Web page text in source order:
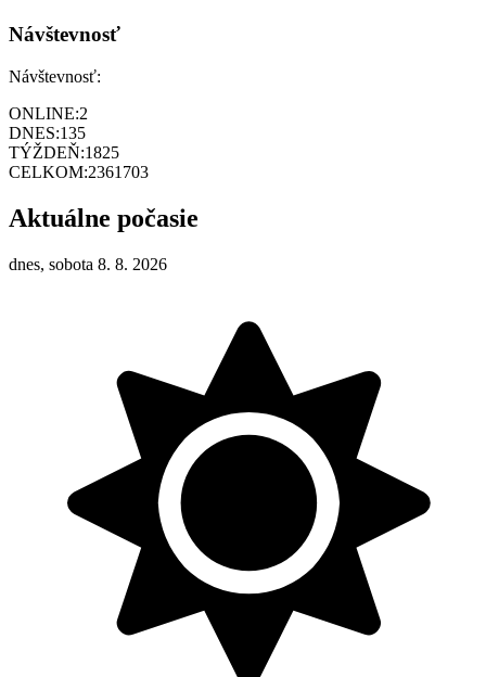
Návštevnosť
Návštevnosť:
ONLINE:2
DNES:135
TÝŽDEŇ:1825
CELKOM:2361703
Aktuálne počasie
dnes, sobota 8. 8. 2026